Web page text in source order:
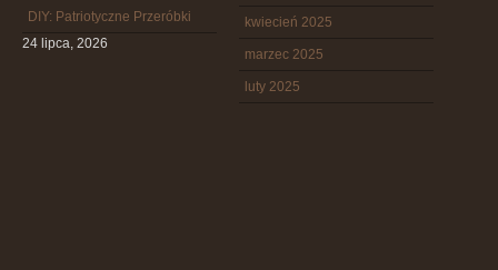
DIY: Patriotyczne Przeróbki
24 lipca, 2026
kwiecień 2025
marzec 2025
luty 2025